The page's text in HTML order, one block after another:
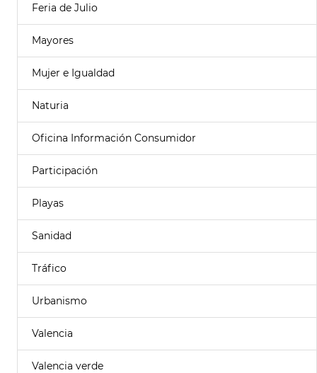
Feria de Julio
Mayores
Mujer e Igualdad
Naturia
Oficina Información Consumidor
Participación
Playas
Sanidad
Tráfico
Urbanismo
Valencia
Valencia verde